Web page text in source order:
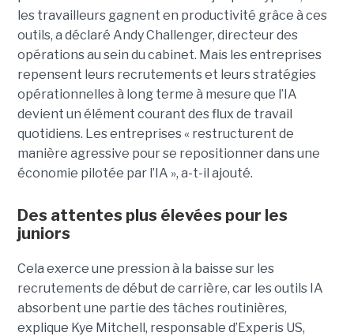
les travailleurs gagnent en productivité grâce à ces
outils, a déclaré Andy Challenger, directeur des
opérations au sein du cabinet. Mais les entreprises
repensent leurs recrutements et leurs stratégies
opérationnelles à long terme à mesure que l’IA
devient un élément courant des flux de travail
quotidiens. Les entreprises « restructurent de
manière agressive pour se repositionner dans une
économie pilotée par l’IA », a-t-il ajouté.
Des attentes plus élevées pour les
juniors
Cela exerce une pression à la baisse sur les
recrutements de début de carrière, car les outils IA
absorbent une partie des tâches routinières,
explique Kye Mitchell, responsable d’Experis US,